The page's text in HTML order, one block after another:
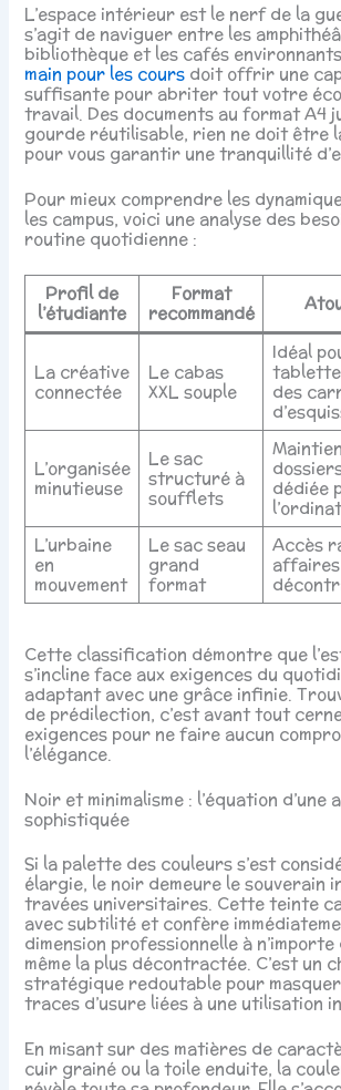
L’espace intérieur est le nerf de la
s’agit de naviguer entre les
bibliothèque et les cafés
main pour les cours doit offrir une
suffisante pour abriter tout votre
travail. Des documents au format A4
gourde réutilisable, rien ne doit être
pour vous garantir une tranquillité
Pour mieux comprendre les
les campus, voici une analyse des
routine quotidienne :
Profil de
l’étudiante
Format
recommandé
La créative
connectée
Le cabas
XXL souple
Idéal
des
L’organisée
minutieuse
Le sac
structuré à
soufflets
dédiée
L’urbaine
en
mouvement
Le sac seau
grand
format
Accès
Cette classification démontre que
s’incline face aux exigences du
adaptant avec une grâce infinie.
de prédilection, c’est avant tout
exigences pour ne faire aucun
l’élégance.
Noir et minimalisme : l’équation d’une
sophistiquée
Si la palette des couleurs s’est
élargie, le noir demeure le souverain
travées universitaires. Cette teinte
avec subtilité et confère
dimension professionnelle à
même la plus décontractée. C’est un
stratégique redoutable pour
traces d’usure liées à une utilisation
En misant sur des matières de
cuir grainé ou la toile enduite, la